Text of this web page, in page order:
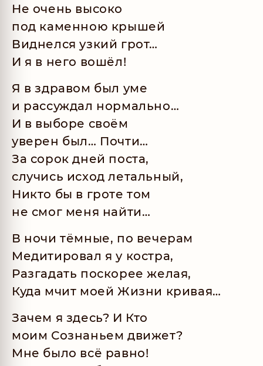
Не очень высоко
под каменною крышей
Виднелся узкий грот…
И я в него вошёл!
Я в здравом был уме
и рассуждал нормально…
И в выборе своём
уверен был… Почти…
За сорок дней поста,
случись исход летальный,
Никто бы в гроте том
не смог меня найти…
В ночи тёмные, по вечерам
Медитировал я у костра,
Разгадать поскорее желая,
Куда мчит моей Жизни кривая…
Зачем я здесь? И Кто
моим Сознаньем движет?
Мне было всё равно!